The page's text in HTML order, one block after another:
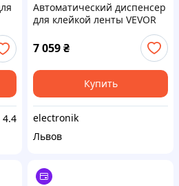
4.4
Автоматический диспенсер
для клейкой ленты VEVOR
длина резки 5-999 мм,
ширина ленты 6-60 мм,
7 059₴
Купить
electronik
Львов